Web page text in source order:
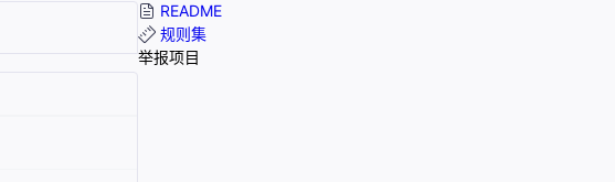
README
规则集
举报项目